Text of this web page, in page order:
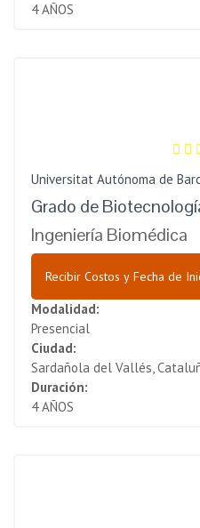
4 AÑOS
Universitat Autónoma de
Grado de
Ingeniería Biomédica
Recibir Costos y Fecha de
Modalidad:
Presencial
Ciudad:
Sardañola del Vallés,
Duración:
4 AÑOS